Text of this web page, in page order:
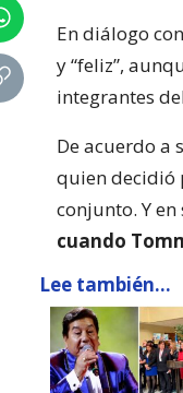
En diálogo
y “feliz”,
integrantes
De acuerdo a
quien decidió
conjunto. Y
cuando
Lee también...